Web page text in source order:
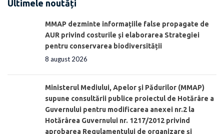
Ultimele noutăți
MMAP dezminte informațiile false propagate de
AUR privind costurile și elaborarea Strategiei
pentru conservarea biodiversității
8 august 2026
Ministerul Mediului, Apelor şi Pădurilor (MMAP)
supune consultării publice proiectul de Hotărâre a
Guvernului pentru modificarea anexei nr.2 la
Hotărârea Guvernului nr. 1217/2012 privind
aprobarea Regulamentului de organizare şi